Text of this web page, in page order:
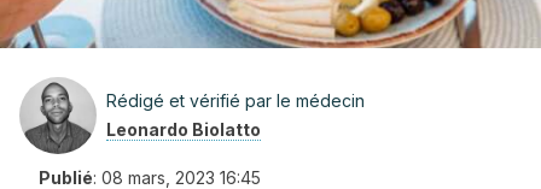
Rédigé et vérifié par le médecin
Leonardo Biolatto
Publié: 08 mars, 2023 16:45